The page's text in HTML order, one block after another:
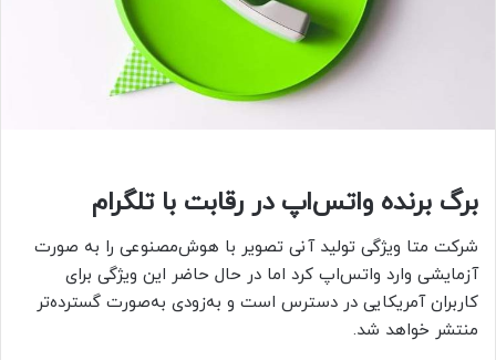
برگ برنده واتس‌اپ در رقابت با تلگرام
شرکت متا ویژگی تولید آنی تصویر با هوش‌مصنوعی را به‌ صورت
آزمایشی وارد واتس‌اپ کرد اما در حال حاضر این ویژگی برای
کاربران آمریکایی در دسترس است و به‌زودی به‌صورت گسترده‌تر
منتشر خواهد شد.